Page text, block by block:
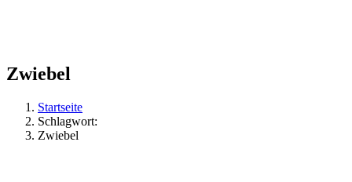
Zwiebel
Startseite
Schlagwort:
Zwiebel